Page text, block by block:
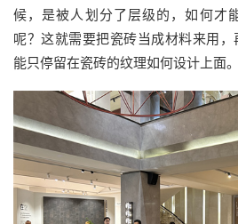
候，是被人划分了层级的，如何才
呢？这就需要把瓷砖当成材料来用
能只停留在瓷砖的纹理如何设计上面